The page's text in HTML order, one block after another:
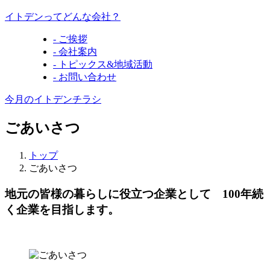
イトデンってどんな会社？
- ご挨拶
- 会社案内
- トピックス&地域活動
- お問い合わせ
今月のイトデンチラシ
ごあいさつ
トップ
ごあいさつ
地元の皆様の暮らしに役立つ企業として 100年続
く企業を目指します。